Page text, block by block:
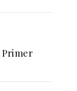
Primer